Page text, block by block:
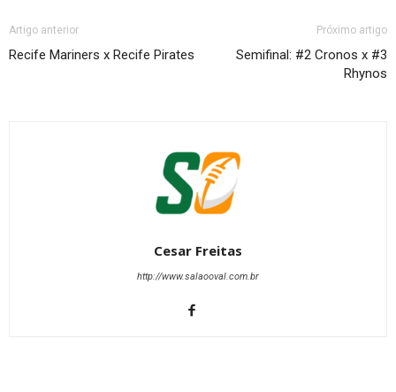
Artigo anterior
Recife Mariners x Recife Pirates
Próximo artigo
Semifinal: #2 Cronos x #3
Rhynos
Cesar Freitas
http://www.salaooval.com.br